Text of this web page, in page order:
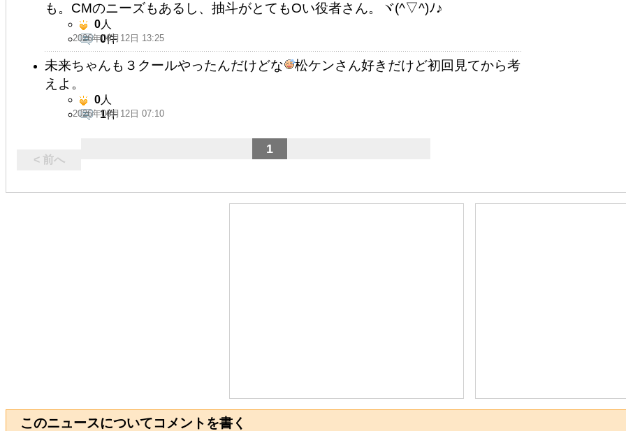
も。CMのニーズもあるし、抽斗がとてもOい役者さん。ヾ(^▽^)ﾉ♪
2026年06月12日 13:25
0人
0件
未来ちゃんも３クールやったんだけどな
松ケンさん好きだけど初回見てから考
えよ。
2026年06月12日 07:10
0人
1件
< 前へ
1
このニュースについてコメントを書く